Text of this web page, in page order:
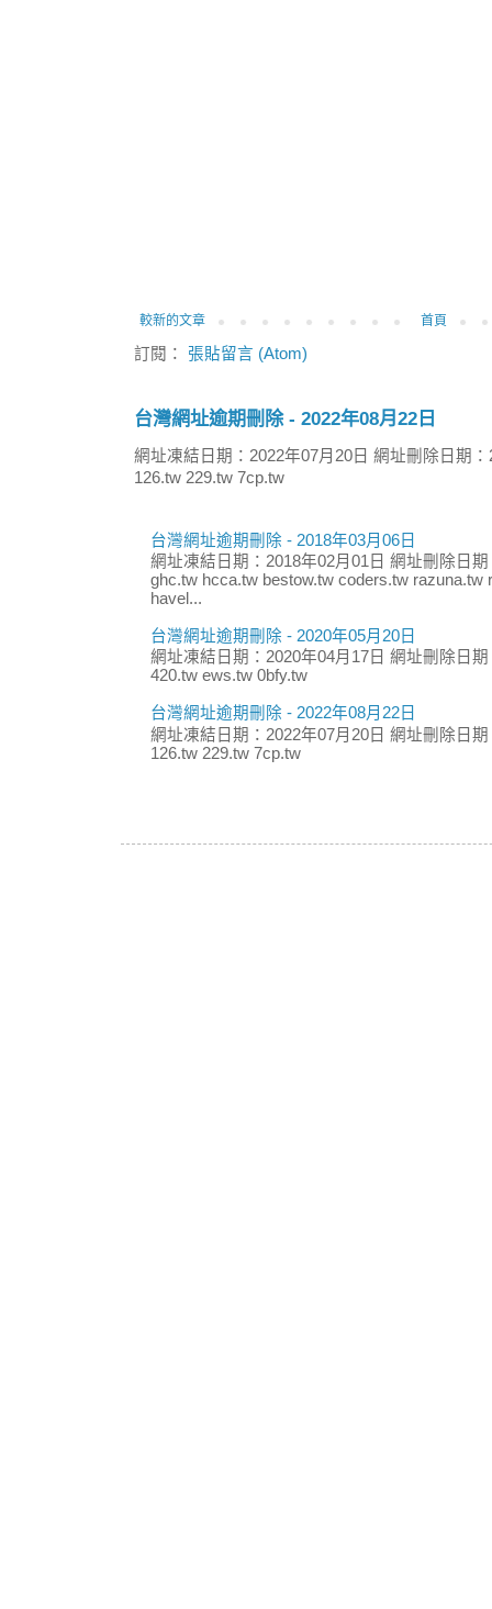
較新的文章 首頁
訂閱： 張貼留言 (Atom)
台灣網址逾期刪除 - 2022年08月22日
網址凍結日期：2022年07月20日 網址刪除日期
126.tw 229.tw 7cp.tw
台灣網址逾期刪除 - 2018年03月06日
網址凍結日期：2018年02月01日 網址刪除日
ghc.tw hcca.tw bestow.tw coders.tw razuna.tw
havel...
台灣網址逾期刪除 - 2020年05月20日
網址凍結日期：2020年04月17日 網址刪除日
420.tw ews.tw 0bfy.tw
台灣網址逾期刪除 - 2022年08月22日
網址凍結日期：2022年07月20日 網址刪除日
126.tw 229.tw 7cp.tw